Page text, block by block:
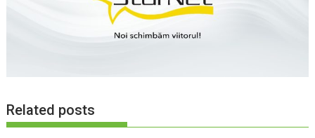
Related posts